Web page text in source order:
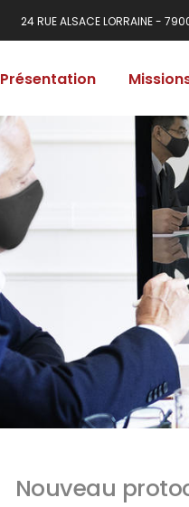
24 RUE ALSACE LORRAINE -
Présentation
Nouveau